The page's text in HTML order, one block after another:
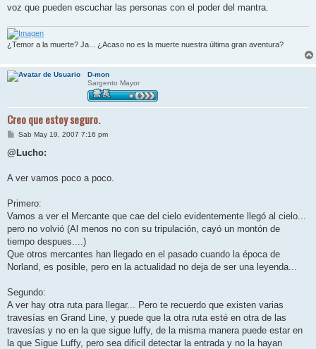
voz que pueden escuchar las personas con el poder del mantra.
¿Temor a la muerte? Ja... ¿Acaso no es la muerte nuestra última gran aventura?
D-mon
Sargento Mayor
Creo que estoy seguro.
M
n
j
Sab May 19, 2007 7:16 pm
@Lucho:
A ver vamos poco a poco.
Primero:
Vamos a ver el Mercante que cae del cielo evidentemente llegó al cielo...
pero no volvió (Al menos no con su tripulación, cayó un montón de
tiempo despues....)
Que otros mercantes han llegado en el pasado cuando la época de
Norland, es posible, pero en la actualidad no deja de ser una leyenda...
Segundo:
A ver hay otra ruta para llegar... Pero te recuerdo que existen varias
travesías en Grand Line, y puede que la otra ruta esté en otra de las
travesías y no en la que sigue luffy, de la misma manera puede estar en
la que Sigue Luffy, pero sea dificil detectar la entrada y no la hayan